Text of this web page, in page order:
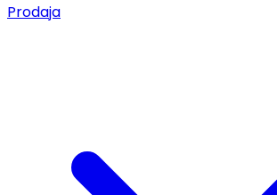
Prodaja